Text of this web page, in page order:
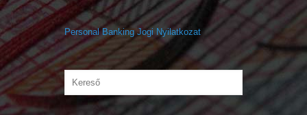
Personal Banking Jogi Nyilatkozat